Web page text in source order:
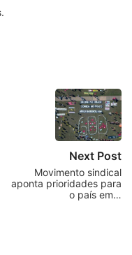
Next Post
Movimento sindical
aponta prioridades para
o país em…